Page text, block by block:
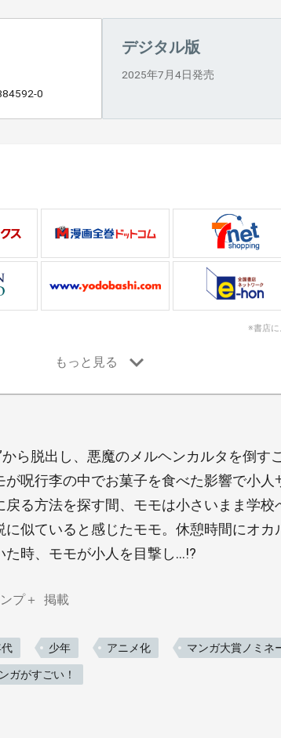
0
デジタル版
2025年7月4日発売
※書店に
から脱出し、悪魔のメルヘンカルタを倒す
が呪行李の中でお菓子を食べた影響で小
戻る方法を探す間、モモは小さいまま学
に似ていると感じたモモ。休憩時間にオ
た時、モモが小人を目撃し…!?
プ＋ 掲載
少年 アニメ化 マンガ大賞ノミネ
ガがすごい！